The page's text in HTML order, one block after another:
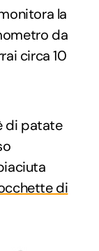
la
da
circa 10
di patate
di